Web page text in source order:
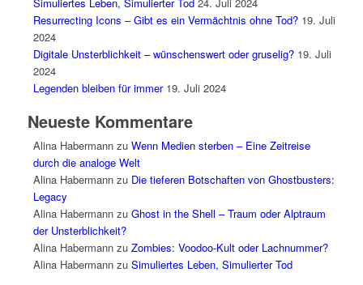
Resurrecting Icons – Gibt es ein Vermächtnis ohne Tod? 19. Juli
2024
Digitale Unsterblichkeit – wünschenswert oder gruselig? 19. Juli
2024
Legenden bleiben für immer 19. Juli 2024
Neueste Kommentare
Alina Habermannzu Wenn Medien sterben – Eine Zeitreise
durch die analoge Welt
Alina Habermannzu Die tieferen Botschaften von Ghostbusters:
Legacy
Alina Habermannzu Ghost in the Shell – Traum oder Alptraum
der Unsterblichkeit?
Alina Habermannzu Zombies: Voodoo-Kult oder Lachnummer?
Alina Habermannzu Simuliertes Leben, Simulierter Tod